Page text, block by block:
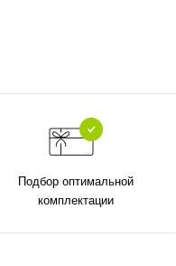
Подбор оптимальной
комплектации